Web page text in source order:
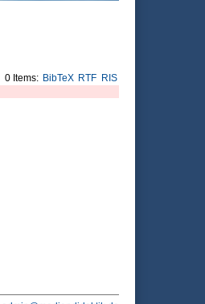
0 Items: BibTeX RTF RIS